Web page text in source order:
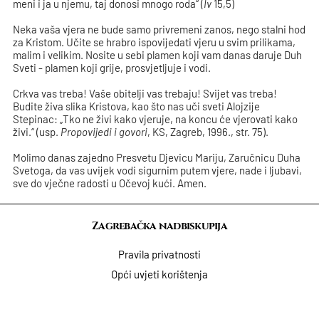
meni i ja u njemu, taj donosi mnogo roda“ (Iv 15,5)
Neka vaša vjera ne bude samo privremeni zanos, nego stalni hod
za Kristom. Učite se hrabro ispovijedati vjeru u svim prilikama,
malim i velikim. Nosite u sebi plamen koji vam danas daruje Duh
Sveti - plamen koji grije, prosvjetljuje i vodi.
Crkva vas treba! Vaše obitelji vas trebaju! Svijet vas treba!
Budite živa slika Kristova, kao što nas uči sveti Alojzije
Stepinac: „Tko ne živi kako vjeruje, na koncu će vjerovati kako
živi.“ (usp. Propovijedi i govori, KS, Zagreb, 1996., str. 75).
Molimo danas zajedno Presvetu Djevicu Mariju, Zaručnicu Duha
Svetoga, da vas uvijek vodi sigurnim putem vjere, nade i ljubavi,
sve do vječne radosti u Očevoj kući. Amen.
Zagrebačka nadbiskupija
Pravila privatnosti
Opći uvjeti korištenja